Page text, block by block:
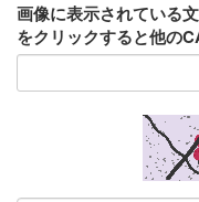
画像に表示されている
をクリックすると他の